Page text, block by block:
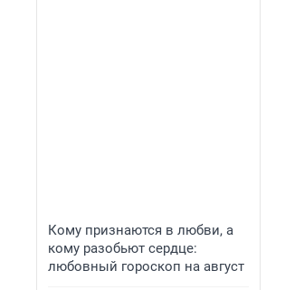
Кому признаются в любви, а
кому разобьют сердце:
любовный гороскоп на август